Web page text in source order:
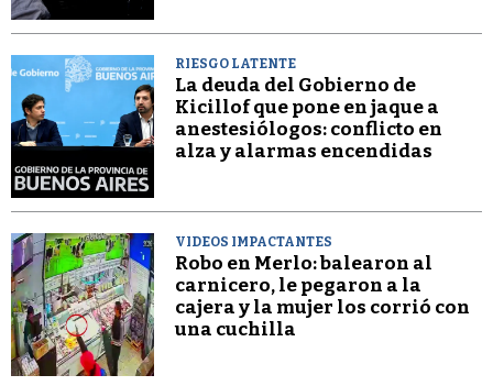
RIESGO LATENTE
La deuda del Gobierno de
Kicillof que pone en jaque a
anestesiólogos: conflicto en
alza y alarmas encendidas
VIDEOS IMPACTANTES
Robo en Merlo: balearon al
carnicero, le pegaron a la
cajera y la mujer los corrió con
una cuchilla